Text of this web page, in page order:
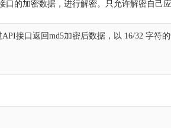
口的加密数据，进行解密。只允许解密自己
接口返回md5加密后数据，以 16/32 字符